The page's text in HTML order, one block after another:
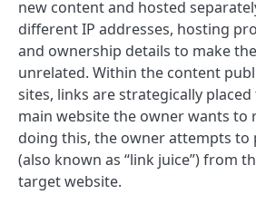
new content and hosted
different IP addresses, hosting
and ownership details to make
unrelated. Within the content
sites, links are strategically
main website the owner wants to
doing this, the owner attempts to
(also known as “link juice”) from
target website.